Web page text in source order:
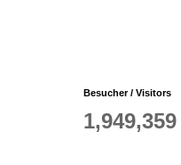
Besucher / Visitors
1,949,359